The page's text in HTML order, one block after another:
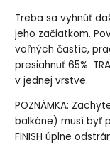
Treba sa vyhnúť
jeho začiatkom.
voľných častíc,
presiahnuť 65%.
v jednej vrstve.
POZNÁMKA:
balkóne) musí byť
FINISH úplne